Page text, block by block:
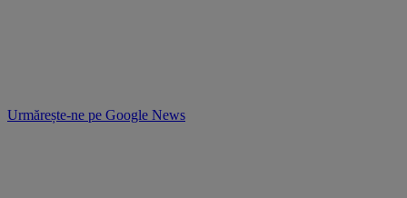
Urmărește-ne pe Google News